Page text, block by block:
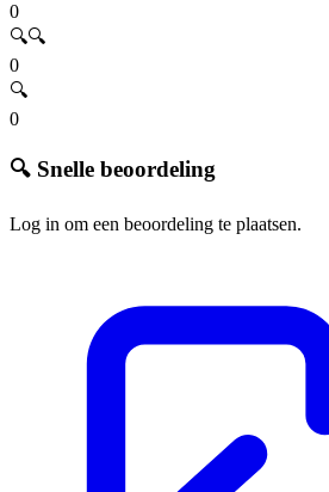
0
🔍🔍
0
🔍
0
🔍 Snelle beoordeling
Log in om een beoordeling te plaatsen.